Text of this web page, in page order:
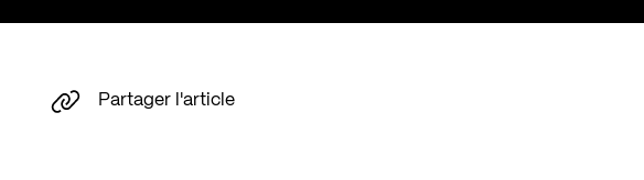
Partager l'article